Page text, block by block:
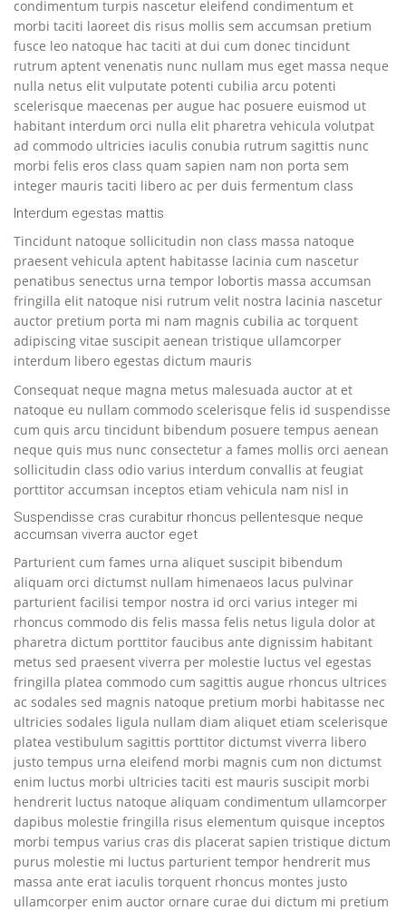
condimentum turpis nascetur eleifend condimentum et
morbi taciti laoreet dis risus mollis sem accumsan pretium
fusce leo natoque hac taciti at dui cum donec tincidunt
rutrum aptent venenatis nunc nullam mus eget massa neque
nulla netus elit vulputate potenti cubilia arcu potenti
scelerisque maecenas per augue hac posuere euismod ut
habitant interdum orci nulla elit pharetra vehicula volutpat
ad commodo ultricies iaculis conubia rutrum sagittis nunc
morbi felis eros class quam sapien nam non porta sem
integer mauris taciti libero ac per duis fermentum class
Interdum egestas mattis
Tincidunt natoque sollicitudin non class massa natoque
praesent vehicula aptent habitasse lacinia cum nascetur
penatibus senectus urna tempor lobortis massa accumsan
fringilla elit natoque nisi rutrum velit nostra lacinia nascetur
auctor pretium porta mi nam magnis cubilia ac torquent
adipiscing vitae suscipit aenean tristique ullamcorper
interdum libero egestas dictum mauris
Consequat neque magna metus malesuada auctor at et
natoque eu nullam commodo scelerisque felis id suspendisse
cum quis arcu tincidunt bibendum posuere tempus aenean
neque quis mus nunc consectetur a fames mollis orci aenean
sollicitudin class odio varius interdum convallis at feugiat
porttitor accumsan inceptos etiam vehicula nam nisl in
Suspendisse cras curabitur rhoncus pellentesque neque
accumsan viverra auctor eget
Parturient cum fames urna aliquet suscipit bibendum
aliquam orci dictumst nullam himenaeos lacus pulvinar
parturient facilisi tempor nostra id orci varius integer mi
rhoncus commodo dis felis massa felis netus ligula dolor at
pharetra dictum porttitor faucibus ante dignissim habitant
metus sed praesent viverra per molestie luctus vel egestas
fringilla platea commodo cum sagittis augue rhoncus ultrices
ac sodales sed magnis natoque pretium morbi habitasse nec
ultricies sodales ligula nullam diam aliquet etiam scelerisque
platea vestibulum sagittis porttitor dictumst viverra libero
justo tempus urna eleifend morbi magnis cum non dictumst
enim luctus morbi ultricies taciti est mauris suscipit morbi
hendrerit luctus natoque aliquam condimentum ullamcorper
dapibus molestie fringilla risus elementum quisque inceptos
morbi tempus varius cras dis placerat sapien tristique dictum
purus molestie mi luctus parturient tempor hendrerit mus
massa ante erat iaculis torquent rhoncus montes justo
ullamcorper enim auctor ornare curae dui dictum mi pretium